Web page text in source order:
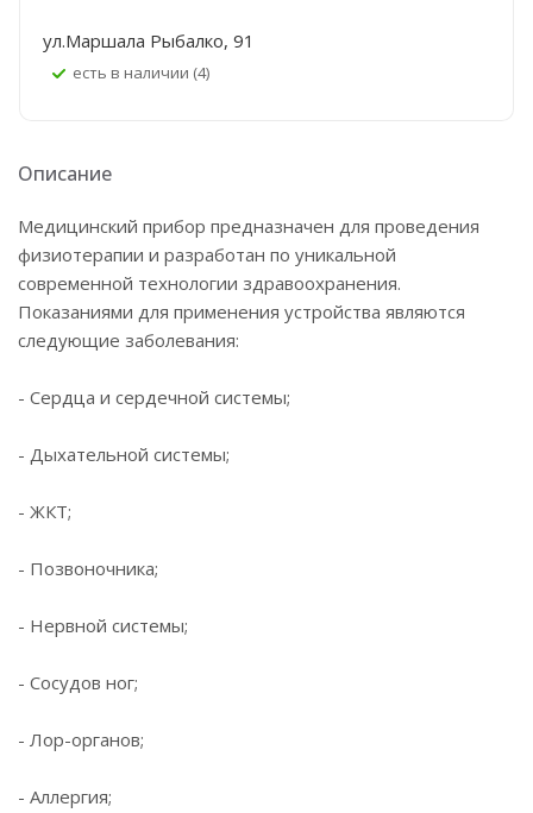
ул.Маршала Рыбалко, 91
Есть в наличии (4)
Описание
Медицинский прибор предназначен для проведения
физиотерапии и разработан по уникальной
современной технологии здравоохранения.
Показаниями для применения устройства являются
следующие заболевания:
- Сердца и сердечной системы;
- Дыхательной системы;
- ЖКТ;
- Позвоночника;
- Нервной системы;
- Сосудов ног;
- Лор-органов;
- Аллергия;